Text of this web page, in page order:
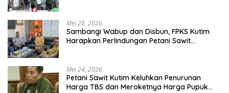
Mei 28, 2026
Sambangi Wabup dan Disbun, FPKS Kutim
Harapkan Perlindungan Petani Sawit
Mei 24, 2026
Petani Sawit Kutim Keluhkan Penurunan
Harga TBS dan Meroketnya Harga Pupuk